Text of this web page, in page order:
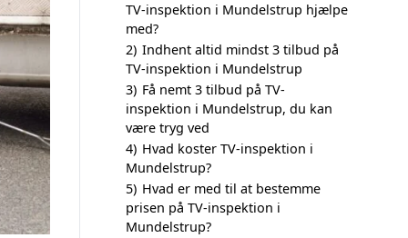
TV-inspektion i Mundelstrup hjælpe
med?
2) Indhent altid mindst 3 tilbud på
TV-inspektion i Mundelstrup
3) Få nemt 3 tilbud på TV-
inspektion i Mundelstrup, du kan
være tryg ved
4) Hvad koster TV-inspektion i
Mundelstrup?
5) Hvad er med til at bestemme
prisen på TV-inspektion i
Mundelstrup?